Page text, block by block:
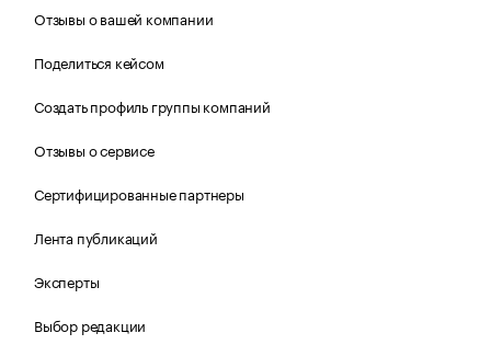
Отзывы о вашей компании
Поделиться кейсом
Создать профиль группы компаний
Отзывы о сервисе
Сертифицированные партнеры
Лента публикаций
Эксперты
Выбор редакции